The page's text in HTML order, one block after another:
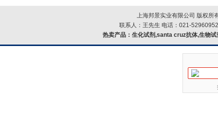
上海邦景实业有限公司 版权所
联系人：王先生 电话：021-
热卖产品： 生化试剂,santa cruz抗体,生物